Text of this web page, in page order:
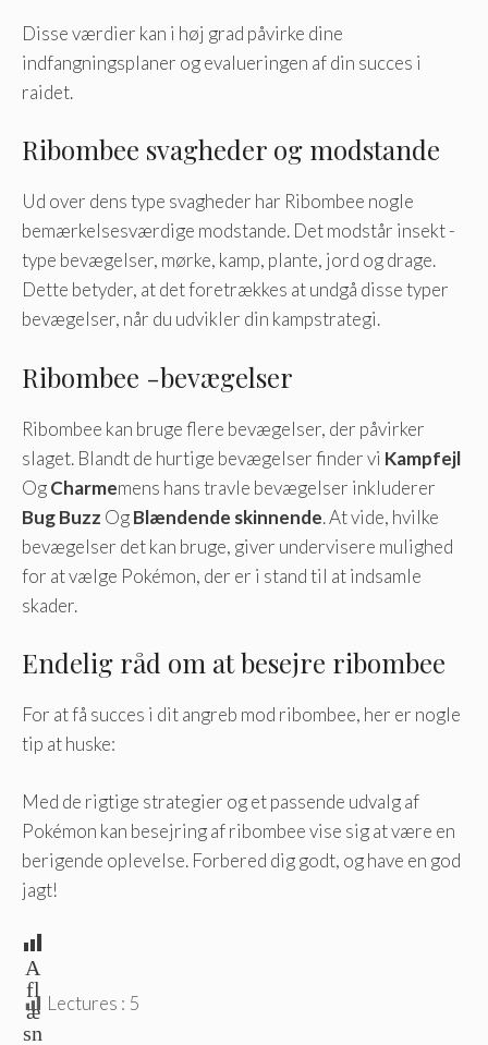
Disse værdier kan i høj grad påvirke dine
indfangningsplaner og evalueringen af ​​din succes i
raidet.
Ribombee svagheder og modstande
Ud over dens type svagheder har Ribombee nogle
bemærkelsesværdige modstande. Det modstår insekt -
type bevægelser, mørke, kamp, ​​plante, jord og drage.
Dette betyder, at det foretrækkes at undgå disse typer
bevægelser, når du udvikler din kampstrategi.
Ribombee -bevægelser
Ribombee kan bruge flere bevægelser, der påvirker
slaget. Blandt de hurtige bevægelser finder vi Kampfejl
OgCharmemens hans travle bevægelser inkluderer
Bug Buzz OgBlændende skinnende. At vide, hvilke
bevægelser det kan bruge, giver undervisere mulighed
for at vælge Pokémon, der er i stand til at indsamle
skader.
Endelig råd om at besejre ribombee
For at få succes i dit angreb mod ribombee, her er nogle
tip at huske:
Med de rigtige strategier og et passende udvalg af
Pokémon kan besejring af ribombee vise sig at være en
berigende oplevelse. Forbered dig godt, og have en god
jagt!
A
fl
æ
sn
Lectures : 5